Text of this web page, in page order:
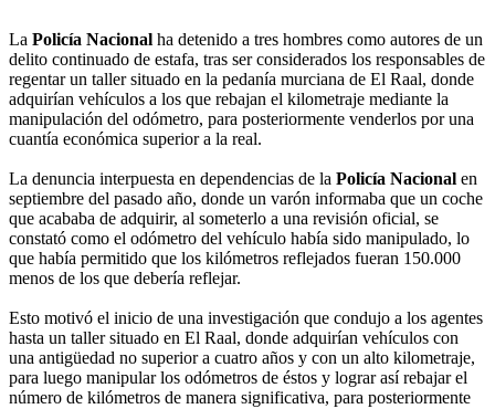
La Policía Nacional ha detenido a tres hombres como autores de un
delito continuado de estafa, tras ser considerados los responsables de
regentar un taller situado en la pedanía murciana de El Raal, donde
adquirían vehículos a los que rebajan el kilometraje mediante la
manipulación del odómetro, para posteriormente venderlos por una
cuantía económica superior a la real.
La denuncia interpuesta en dependencias de la Policía Nacional en
septiembre del pasado año, donde un varón informaba que un coche
que acababa de adquirir, al someterlo a una revisión oficial, se
constató como el odómetro del vehículo había sido manipulado, lo
que había permitido que los kilómetros reflejados fueran 150.000
menos de los que debería reflejar.
Esto motivó el inicio de una investigación que condujo a los agentes
hasta un taller situado en El Raal, donde adquirían vehículos con
una antigüedad no superior a cuatro años y con un alto kilometraje,
para luego manipular los odómetros de éstos y lograr así rebajar el
número de kilómetros de manera significativa, para posteriormente